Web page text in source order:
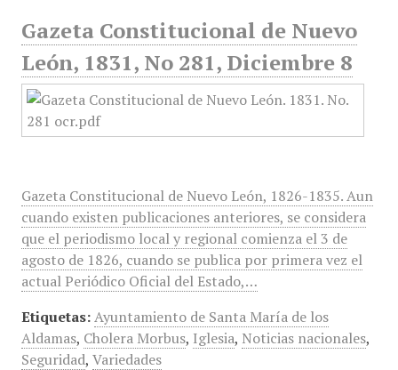
Gazeta Constitucional de Nuevo
León, 1831, No 281, Diciembre 8
Gazeta Constitucional de Nuevo León, 1826-1835. Aun
cuando existen publicaciones anteriores, se considera
que el periodismo local y regional comienza el 3 de
agosto de 1826, cuando se publica por primera vez el
actual Periódico Oficial del Estado,…
Etiquetas: Ayuntamiento de Santa María de los
Aldamas, Cholera Morbus, Iglesia, Noticias nacionales,
Seguridad, Variedades